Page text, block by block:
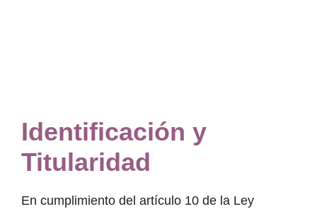
Identificación y
Titularidad
En cumplimiento del artículo 10 de la Ley